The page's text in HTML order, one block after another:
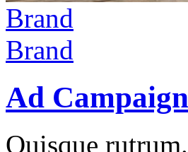
Brand
Brand
Ad
Quisque